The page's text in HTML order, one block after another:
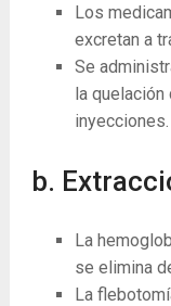
Los
excretan a
Se
la
inyecciones.
b.
La
se elimina
La